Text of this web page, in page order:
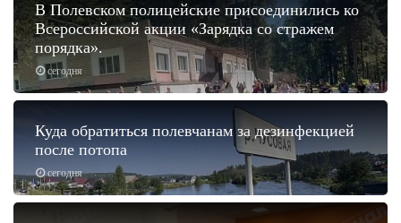
сегодня
В Полевском полицейские присоединились ко
Всероссийской акции «Зарядка со стражем
порядка».
сегодня
Куда обратиться полевчанам за дезинфекцией
после потопа